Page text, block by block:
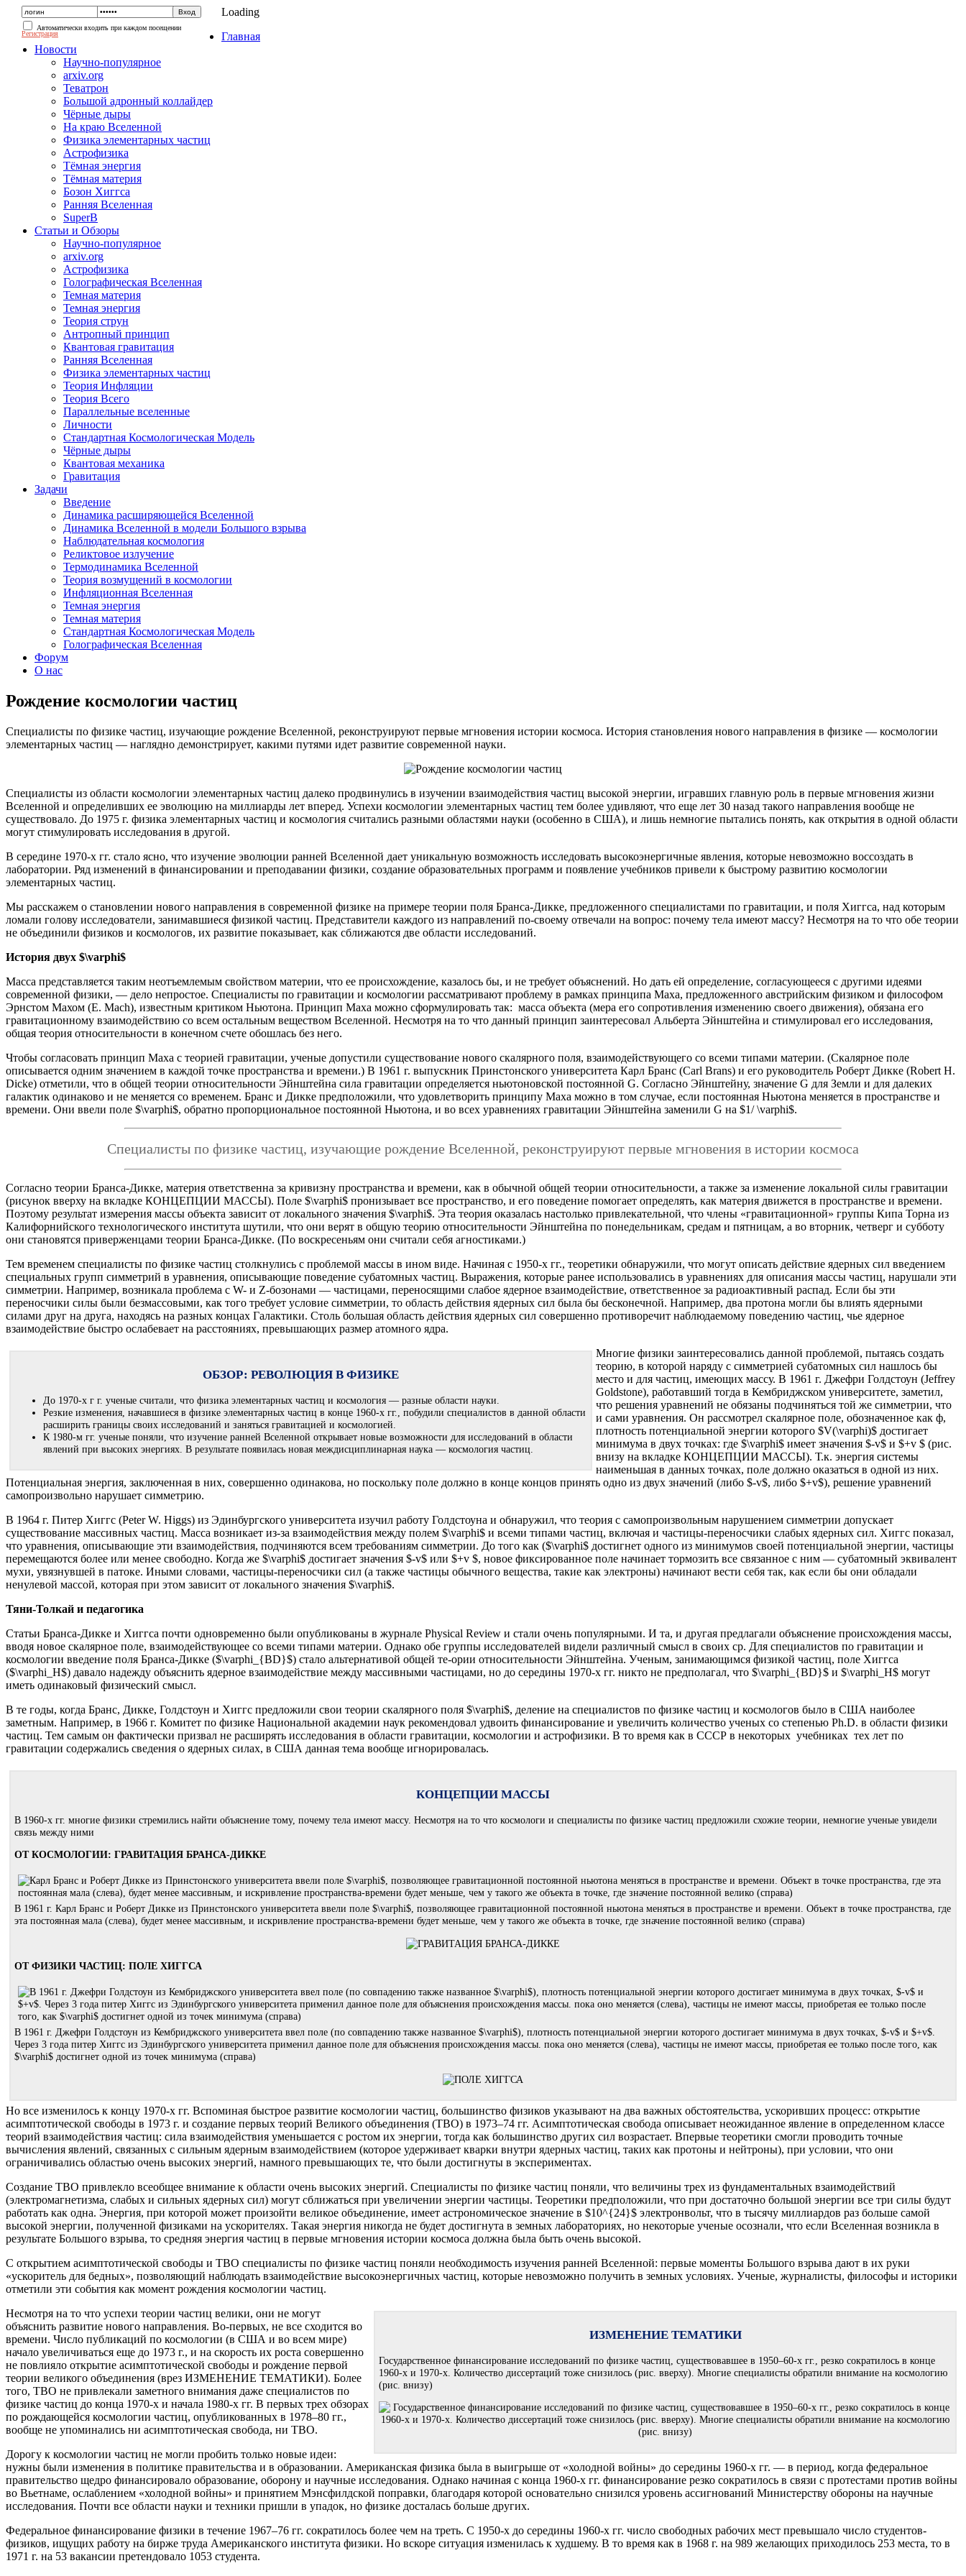
Автоматически входить при каждом посещении
Регистрация
Loading
Главная
Новости
Научно-популярное
arxiv.org
Теватрон
Большой адронный коллайдер
Чёрные дыры
На краю Вселенной
Физика элементарных частиц
Астрофизика
Тёмная энергия
Тёмная материя
Бозон Хиггса
Ранняя Вселенная
SuperB
Статьи и Обзоры
Научно-популярное
arxiv.org
Астрофизика
Голографическая Вселенная
Темная материя
Темная энергия
Теория струн
Антропный принцип
Квантовая гравитация
Ранняя Вселенная
Физика элементарных частиц
Теория Инфляции
Теория Всего
Параллельные вселенные
Личности
Стандартная Космологическая Модель
Чёрные дыры
Квантовая механика
Гравитация
Задачи
Введение
Динамика расширяющейся Вселенной
Динамика Вселенной в модели Большого взрыва
Наблюдательная космология
Реликтовое излучение
Термодинамика Вселенной
Теория возмущений в космологии
Инфляционная Вселенная
Темная энергия
Темная материя
Стандартная Космологическая Модель
Голографическая Вселенная
Форум
О нас
Рождение космологии частиц
Специалисты по физике частиц, изучающие рождение Вселенной, реконструируют первые мгновения истории космоса. История становления нового направления в физике — космологии
элементарных частиц — наглядно демонстрирует, какими путями идет развитие современной науки.
Специалисты из области космологии элементарных частиц далеко продвинулись в изучении взаимодействия частиц высокой энергии, игравших главную роль в первые мгновения жизни
Вселенной и определивших ее эволюцию на миллиарды лет вперед. Успехи космологии элементарных частиц тем более удивляют, что еще лет 30 назад такого направления вообще не
существовало. До 1975 г. физика элементарных частиц и космология считались разными областями науки (особенно в США), и лишь немногие пытались понять, как открытия в одной области
могут стимулировать исследования в другой.
В середине 1970-х гг. стало ясно, что изучение эволюции ранней Вселенной дает уникальную возможность исследовать высокоэнергичные явления, которые невозможно воссоздать в
лаборатории. Ряд изменений в финансировании и преподавании физики, создание образовательных программ и появление учебников привели к быстрому развитию космологии
элементарных частиц.
Мы расскажем о становлении нового направления в современной физике на примере теории поля Бранса-Дикке, предложенного специалистами по гравитации, и поля Хиггса, над которым
ломали голову исследователи, занимавшиеся физикой частиц. Представители каждого из направлений по-своему отвечали на вопрос: почему тела имеют массу? Несмотря на то что обе теории
не объединили физиков и космологов, их развитие показывает, как сближаются две области исследований.
История двух $\varphi$
Масса представляется таким неотъемлемым свойством материи, что ее происхождение, казалось бы, и не требует объяснений. Но дать ей определение, согласующееся с другими идеями
современной физики, — дело непростое. Специалисты по гравитации и космологии рассматривают проблему в рамках принципа Маха, предложенного австрийским физиком и философом
Эрнстом Махом (E. Mach), известным критиком Ньютона. Принцип Маха можно сформулировать так: масса объекта (мера его сопротивления изменению своего движения), обязана его
гравитационному взаимодействию со всем остальным веществом Вселенной. Несмотря на то что данный принцип заинтересовал Альберта Эйнштейна и стимулировал его исследования,
общая теория относительности в конечном счете обошлась без него.
Чтобы согласовать принцип Маха с теорией гравитации, ученые допустили существование нового скалярного поля, взаимодействующего со всеми типами материи. (Скалярное поле
описывается одним значением в каждой точке пространства и времени.) В 1961 г. выпускник Принстонского университета Карл Бранс (Carl Brans) и его руководитель Роберт Дикке (Robert H.
Dicke) отметили, что в общей теории относительности Эйнштейна сила гравитации определяется ньютоновской постоянной G. Согласно Эйнштейну, значение G для Земли и для далеких
галактик одинаково и не меняется со временем. Бранс и Дикке предположили, что удовлетворить принципу Маха можно в том случае, если постоянная Ньютона меняется в пространстве и
времени. Они ввели поле $\varphi$, обратно пропорциональное постоянной Ньютона, и во всех уравнениях гравитации Эйнштейна заменили G на $1/ \varphi$.
Специалисты по физике частиц, изучающие рождение Вселенной, реконструируют первые мгновения в истории космоса
Согласно теории Бранса-Дикке, материя ответственна за кривизну пространства и времени, как в обычной общей теории относительности, а также за изменение локальной силы гравитации
(рисунок вверху на вкладке КОНЦЕПЦИИ МАССЫ). Поле $\varphi$ пронизывает все пространство, и его поведение помогает определять, как материя движется в пространстве и времени.
Поэтому результат измерения массы объекта зависит от локального значения $\varphi$. Эта теория оказалась настолько привлекательной, что члены «гравитационной» группы Кипа Торна из
Калифорнийского технологического института шутили, что они верят в общую теорию относительности Эйнштейна по понедельникам, средам и пятницам, а во вторник, четверг и субботу
они становятся приверженцами теории Бранса-Дикке. (По воскресеньям они считали себя агностиками.)
Тем временем специалисты по физике частиц столкнулись с проблемой массы в ином виде. Начиная с 1950-х гг., теоретики обнаружили, что могут описать действие ядерных сил введением
специальных групп симметрий в уравнения, описывающие поведение субатомных частиц. Выражения, которые ранее использовались в уравнениях для описания массы частиц, нарушали эти
симметрии. Например, возникала проблема с W- и Z-бозонами — частицами, переносящими слабое ядерное взаимодействие, ответственное за радиоактивный распад. Если бы эти
переносчики силы были безмассовыми, как того требует условие симметрии, то область действия ядерных сил была бы бесконечной. Например, два протона могли бы влиять ядерными
силами друг на друга, находясь на разных концах Галактики. Столь большая область действия ядерных сил совершенно противоречит наблюдаемому поведению частиц, чье ядерное
взаимодействие быстро ослабевает на расстояниях, превышающих размер атомного ядра.
ОБЗОР: РЕВОЛЮЦИЯ В ФИЗИКЕ
До 1970-х г г. ученые считали, что физика элементарных частиц и космология — разные области науки.
Резкие изменения, начавшиеся в физике элементарных частиц в конце 1960-х гг., побудили специалистов в данной области
расширить границы своих исследований и заняться гравитацией и космологией.
К 1980-м гг. ученые поняли, что изучение ранней Вселенной открывает новые возможности для исследований в области
явлений при высоких энергиях. В результате появилась новая междисциплинарная наука — космология частиц.
Многие физики заинтересовались данной проблемой, пытаясь создать
теорию, в которой наряду с симметрией субатомных сил нашлось бы
место и для частиц, имеющих массу. В 1961 г. Джефри Голдстоун (Jeffrey
Goldstone), работавший тогда в Кембриджском университете, заметил,
что решения уравнений не обязаны подчиняться той же симметрии, что
и сами уравнения. Он рассмотрел скалярное поле, обозначенное как ф,
плотность потенциальной энергии которого $V(\varphi)$ достигает
минимума в двух точках: где $\varphi$ имеет значения $-v$ и $+v $ (рис.
внизу на вкладке КОНЦЕПЦИИ МАССЫ). Т.к. энергия системы
наименьшая в данных точках, поле должно оказаться в одной из них.
Потенциальная энергия, заключенная в них, совершенно одинакова, но поскольку поле должно в конце концов принять одно из двух значений (либо $-v$, либо $+v$), решение уравнений
самопроизвольно нарушает симметрию.
В 1964 г. Питер Хиггс (Peter W. Higgs) из Эдинбургского университета изучил работу Голдстоуна и обнаружил, что теория с самопроизвольным нарушением симметрии допускает
существование массивных частиц. Масса возникает из-за взаимодействия между полем $\varphi$ и всеми типами частиц, включая и частицы-переносчики слабых ядерных сил. Хиггс показал,
что уравнения, описывающие эти взаимодействия, подчиняются всем требованиям симметрии. До того как ($\varphi$ достигнет одного из минимумов своей потенциальной энергии, частицы
перемещаются более или менее свободно. Когда же $\varphi$ достигает значения $-v$ или $+v $, новое фиксированное поле начинает тормозить все связанное с ним — субатомный эквивалент
мухи, увязнувшей в патоке. Иными словами, частицы-переносчики сил (а также частицы обычного вещества, такие как электроны) начинают вести себя так, как если бы они обладали
ненулевой массой, которая при этом зависит от локального значения $\varphi$.
Тяни-Толкай и педагогика
Статьи Бранса-Дикке и Хиггса почти одновременно были опубликованы в журнале Physical Review и стали очень популярными. И та, и другая предлагали объяснение происхождения массы,
вводя новое скалярное поле, взаимодействующее со всеми типами материи. Однако обе группы исследователей видели различный смысл в своих ср. Для специалистов по гравитации и
космологии введение поля Бранса-Дикке ($\varphi_{BD}$) стало альтернативой общей те-ории относительности Эйнштейна. Ученым, занимающимся физикой частиц, поле Хиггса
($\varphi_H$) давало надежду объяснить ядерное взаимодействие между массивными частицами, но до середины 1970-х гг. никто не предполагал, что $\varphi_{BD}$ и $\varphi_H$ могут
иметь одинаковый физический смысл.
В те годы, когда Бранс, Дикке, Голдстоун и Хиггс предложили свои теории скалярного поля $\varphi$, деление на специалистов по физике частиц и космологов было в США наиболее
заметным. Например, в 1966 г. Комитет по физике Национальной академии наук рекомендовал удвоить финансирование и увеличить количество ученых со степенью Ph.D. в области физики
частиц. Тем самым он фактически призвал не расширять исследования в области гравитации, космологии и астрофизики. В то время как в СССР в некоторых учебниках тех лет по
гравитации содержались сведения о ядерных силах, в США данная тема вообще игнорировалась.
КОНЦЕПЦИИ МАССЫ
В 1960-х гг. многие физики стремились найти объяснение тому, почему тела имеют массу. Несмотря на то что космологи и специалисты по физике частиц предложили схожие теории, немногие ученые увидели
связь между ними
ОТ КОСМОЛОГИИ: ГРАВИТАЦИЯ БРАНСА-ДИККЕ
В 1961 г. Карл Бранс и Роберт Дикке из Принстонского университета ввели поле $\varphi$, позволяющее гравитационной постоянной ньютона меняться в пространстве и времени. Объект в точке пространства, где
эта постоянная мала (слева), будет менее массивным, и искривление пространства-времени будет меньше, чем у такого же объекта в точке, где значение постоянной велико (справа)
ОТ ФИЗИКИ ЧАСТИЦ: ПОЛЕ ХИГГСА
В 1961 г. Джефри Голдстоун из Кембриджского университета ввел поле (по совпадению также названное $\varphi$), плотность потенциальной энергии которого достигает минимума в двух точках, $-v$ и $+v$.
Через 3 года питер Хиггс из Эдинбургского университета применил данное поле для объяснения происхождения массы. пока оно меняется (слева), частицы не имеют массы, приобретая ее только после того, как
$\varphi$ достигнет одной из точек минимума (справа)
Но все изменилось к концу 1970-х гг. Вспоминая быстрое развитие космологии частиц, большинство физиков указывают на два важных обстоятельства, ускоривших процесс: открытие
асимптотической свободы в 1973 г. и создание первых теорий Великого объединения (ТВО) в 1973–74 гг. Асимптотическая свобода описывает неожиданное явление в определенном классе
теорий взаимодействия частиц: сила взаимодействия уменьшается с ростом их энергии, тогда как большинство других сил возрастает. Впервые теоретики смогли проводить точные
вычисления явлений, связанных с сильным ядерным взаимодействием (которое удерживает кварки внутри ядерных частиц, таких как протоны и нейтроны), при условии, что они
ограничивались областью очень высоких энергий, намного превышающих те, что были достигнуты в экспериментах.
Создание ТВО привлекло всеобщее внимание к области очень высоких энергий. Специалисты по физике частиц поняли, что величины трех из фундаментальных взаимодействий
(электромагнетизма, слабых и сильных ядерных сил) могут сближаться при увеличении энергии частицы. Теоретики предположили, что при достаточно большой энергии все три силы будут
работать как одна. Энергия, при которой может произойти великое объединение, имеет астрономическое значение в $10^{24}$ электронвольт, что в тысячу миллиардов раз больше самой
высокой энергии, полученной физиками на ускорителях. Такая энергия никогда не будет достигнута в земных лабораториях, но некоторые ученые осознали, что если Вселенная возникла в
результате Большого взрыва, то средняя энергия частиц в первые мгновения истории космоса должна была быть очень высокой.
С открытием асимптотической свободы и ТВО специалисты по физике частиц поняли необходимость изучения ранней Вселенной: первые моменты Большого взрыва дают в их руки
«ускоритель для бедных», позволяющий наблюдать взаимодействие высокоэнергичных частиц, которые невозможно получить в земных условиях. Ученые, журналисты, философы и историки
отметили эти события как момент рождения космологии частиц.
ИЗМЕНЕНИЕ ТЕМАТИКИ
Государственное финансирование исследований по физике частиц, существовавшее в 1950–60-х гг., резко сократилось в конце
1960-х и 1970-х. Количество диссертаций тоже снизилось (рис. вверху). Многие специалисты обратили внимание на космологию
(рис. внизу)
Несмотря на то что успехи теории частиц велики, они не могут
объяснить развитие нового направления. Во-первых, не все сходится во
времени. Число публикаций по космологии (в США и во всем мире)
начало увеличиваться еще до 1973 г., и на скорость их роста совершенно
не повлияло открытие асимптотической свободы и рождение первой
теории великого объединения (врез ИЗМЕНЕНИЕ ТЕМАТИКИ). Более
того, ТВО не привлекали заметного внимания даже специалистов по
физике частиц до конца 1970-х и начала 1980-х гг. В первых трех обзорах
по рождающейся космологии частиц, опубликованных в 1978–80 гг.,
вообще не упоминались ни асимптотическая свобода, ни ТВО.
Дорогу к космологии частиц не могли пробить только новые идеи:
нужны были изменения в политике правительства и в образовании. Американская физика была в выигрыше от «холодной войны» до середины 1960-х гг. — в период, когда федеральное
правительство щедро финансировало образование, оборону и научные исследования. Однако начиная с конца 1960-х гг. финансирование резко сократилось в связи с протестами против войны
во Вьетнаме, ослаблением «холодной войны» и принятием Мэнсфилдской поправки, благодаря которой основательно снизился уровень ассигнований Министерству обороны на научные
исследования. Почти все области науки и техники пришли в упадок, но физике досталась больше других.
Федеральное финансирование физики в течение 1967–76 гг. сократилось более чем на треть. С 1950-х до середины 1960-х гг. число свободных рабочих мест превышало число студентов-
физиков, ищущих работу на бирже труда Американского института физики. Но вскоре ситуация изменилась к худшему. В то время как в 1968 г. на 989 желающих приходилось 253 места, то в
1971 г. на 53 вакансии претендовало 1053 студента.